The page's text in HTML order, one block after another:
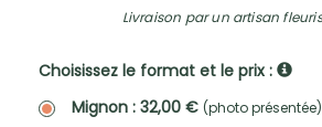
Livraison par un artisan
Choisissez le format et le prix :
Mignon : 32,00 € (photo présentée)